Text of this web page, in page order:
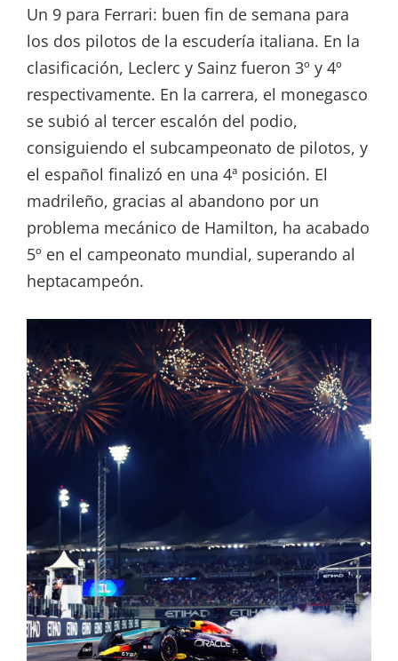
Un 9 para Ferrari: buen fin de semana para
los dos pilotos de la escudería italiana. En la
clasificación, Leclerc y Sainz fueron 3º y 4º
respectivamente. En la carrera, el monegasco
se subió al tercer escalón del podio,
consiguiendo el subcampeonato de pilotos, y
el español finalizó en una 4ª posición. El
madrileño, gracias al abandono por un
problema mecánico de Hamilton, ha acabado
5º en el campeonato mundial, superando al
heptacampeón.